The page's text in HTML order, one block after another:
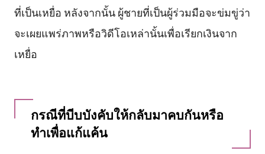
ที่เป็นเหยื่อ หลังจากนั้น ผู้ชายที่เป็นผู้ร่วมมือจะข่มขู่ว่า
จะเผยแพร่ภาพหรือวิดีโอเหล่านั้นเพื่อเรียกเงินจาก
เหยื่อ
กรณีที่บีบบังคับให้กลับมาคบกันหรือ
ทำเพื่อแก้แค้น